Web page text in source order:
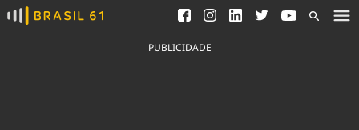
Ver todas as notícias
Saneamento
Indicadores
PUBLICIDADE